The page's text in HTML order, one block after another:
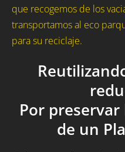
que recogemos de los
transportamos al eco
para su reciclaje.
Por
de un